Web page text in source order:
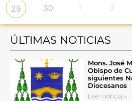
29 30 1 2
ÚLTIMAS NOTICIAS
Mons. José
Obispo de
siguientes
Diocesanos
Leer noticia »